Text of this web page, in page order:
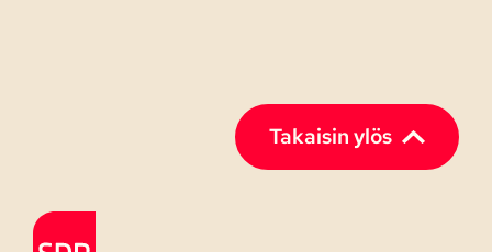
Takaisin ylös
Etusivulle